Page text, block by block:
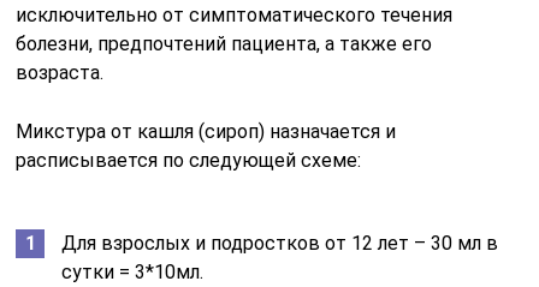
исключительно от симптоматического течения
болезни, предпочтений пациента, а также его
возраста.
Микстура от кашля (сироп) назначается и
расписывается по следующей схеме:
Для взрослых и подростков от 12 лет – 30 мл в
сутки = 3*10мл.